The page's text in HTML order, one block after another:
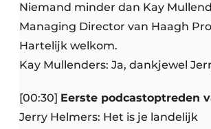
Niemand minder dan Kay
Managing Director van Haagh
Hartelijk welkom.
Kay Mullenders: Ja, dankjewel
[00:30] Eerste podcastoptreden
Jerry Helmers: Het is je landelijk